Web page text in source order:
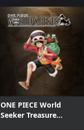
ONE PIECE World
Seeker Treasure